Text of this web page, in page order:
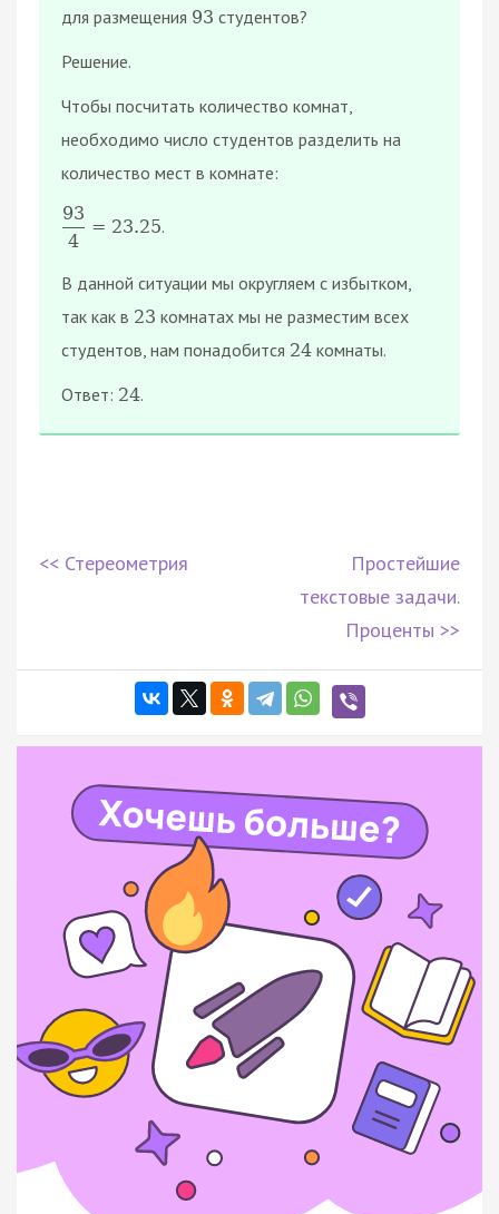
для размещения 93 студентов?
Решение.
Чтобы посчитать количество комнат,
необходимо число студентов разделить на
количество мест в комнате:
93
4
= 23.25.
В данной ситуации мы округляем с избытком,
так как в 23 комнатах мы не разместим всех
студентов, нам понадобится 24 комнаты.
Ответ: 24.
<< Стереометрия
Простейшие
текстовые задачи.
Проценты >>